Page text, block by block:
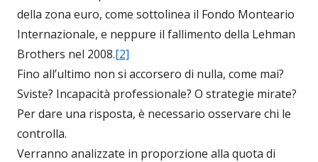
della zona euro, come sottolinea il Fondo Monteario
Internazionale, e neppure il fallimento della Lehman
Brothers nel 2008.[2]
Fino all’ultimo non si accorsero di nulla, come mai?
Sviste? Incapacità professionale? O strategie mirate?
Per dare una risposta, è necessario osservare chi le
controlla.
Verranno analizzate in proporzione alla quota di